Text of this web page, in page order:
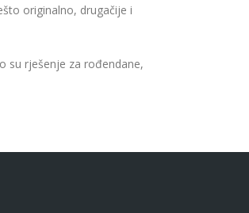
originalno, drugačije i
su rješenje za rođendane,